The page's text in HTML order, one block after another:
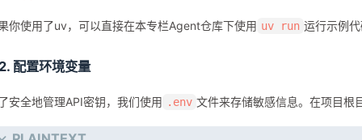
你使用了uv，可以直接在本专栏Agent仓库下使用 uv run 运行示例
配置环境变量
安全地管理API密钥，我们使用 .env 文件来存储敏感信息。在项目根